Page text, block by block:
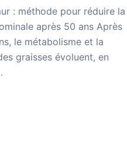
: méthode pour réduire la
après 50 ans Après
le métabolisme et la
graisses évoluent, en